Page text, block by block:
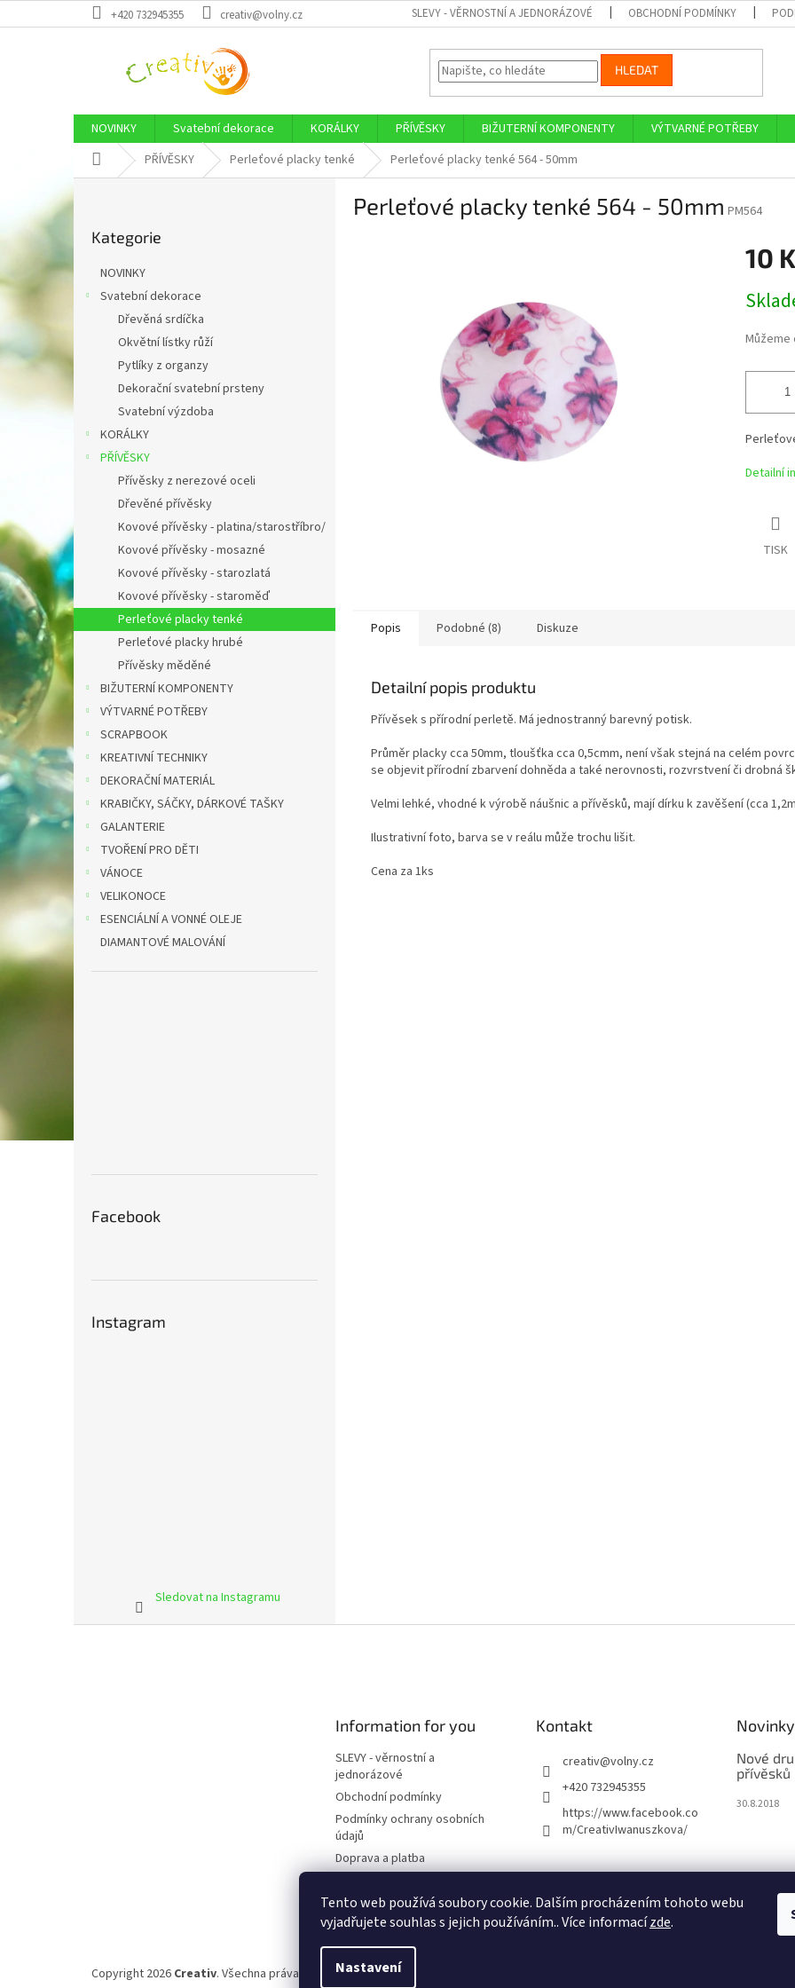
Tento web používá soubory cookie. Dalším procházením tohoto webu
vyjadřujete souhlas s jejich používáním.. Více informacízde.
Nastavení
na
+420 732945355 creativ@volny.cz SLEVY - VĚRNOSTNÍ A JEDNORÁZOVÉ OBCHODNÍ PODMÍNKY
HLEDAT
NOVINKY Svatební dekorace KORÁLKY PŘÍVĚSKY BIŽUTERNÍ KOMPONENTY
VÝTVARNÉ POTŘEBY
Domů PŘÍVĚSKY Perleťové placky tenké Perleťové placky tenké 564 - 50mm
P
o
p
a
n
kategorie
Kategorie
NOVINKY
Svatební dekorace
Dřevěná srdíčka
Okvětní lístky růží
Pytlíky z organzy
Dekorační svatební prsteny
Svatební výzdoba
KORÁLKY
PŘÍVĚSKY
Přívěsky z nerezové oceli
Dřevěné přívěsky
Kovové přívěsky - platina/starostříbro/
Kovové přívěsky - mosazné
Kovové přívěsky - starozlatá
Kovové přívěsky - staroměď
Perleťové placky tenké
Perleťové placky hrubé
Přívěsky měděné
BIŽUTERNÍ KOMPONENTY
VÝTVARNÉ POTŘEBY
SCRAPBOOK
KREATIVNÍ TECHNIKY
DEKORAČNÍ MATERIÁL
KRABIČKY, SÁČKY, DÁRKOVÉ TAŠKY
GALANTERIE
TVOŘENÍ PRO DĚTI
VÁNOCE
VELIKONOCE
ESENCIÁLNÍ A VONNÉ OLEJE
DIAMANTOVÉ MALOVÁNÍ
Facebook
Instagram
Sledovat na Instagramu
Perleťové placky tenké 564 - 50mm PM564
10
cena:
Detailní
TISK
Popis Podobné (8) Diskuze
Detailní popis produktu
Přívěsek s přírodní perletě. Má jednostranný barevný potisk.
Průměr placky cca 50mm, tloušťka cca 0,5cmm, není však stejná na celém
se objevit přírodní zbarvení dohněda a také nerovnosti, rozvrstvení či drobná
Velmi lehké, vhodné k výrobě náušnic a přívěsků, mají dírku k zavěšení (cca
Ilustrativní foto, barva se v reálu může trochu lišit.
Cena za 1ks
Information for you
SLEVY - věrnostní a
jednorázové
Obchodní podmínky
Podmínky ochrany osobních
údajů
Doprava a platba
Napište nám
Kontakt
creativ@volny.cz
+420 732945355
https://www.facebook.co
m/CreativIwanuszkova/
Novinky
Nové
přívěsků
30.8.2018
Copyright 2026 Creativ. Všechna práva vyhrazena.